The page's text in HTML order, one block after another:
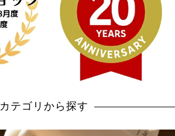
カテゴリから探す